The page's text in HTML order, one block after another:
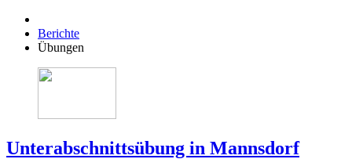
Berichte
Übungen
Unterabschnittsübung in Mannsdorf